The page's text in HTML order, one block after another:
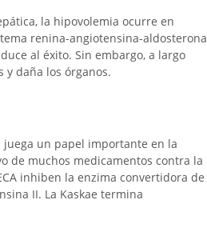
la hipovolemia ocurre en
renina-angiotensina-aldosterona
al éxito. Sin embargo, a largo
y daña los órganos.
un papel importante en la
de muchos medicamentos contra la
inhiben la enzima convertidora de
II. La Kaskae termina